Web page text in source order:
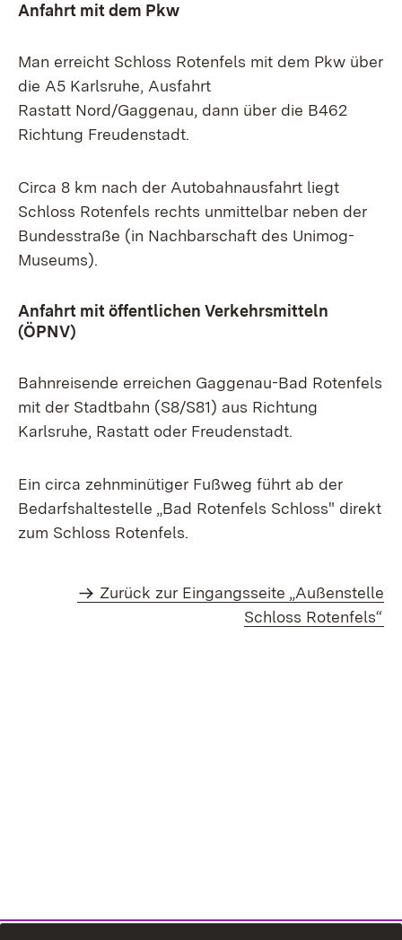
Anfahrt mit dem Pkw
Man erreicht Schloss Rotenfels mit dem Pkw über
die A5 Karlsruhe, Ausfahrt
Rastatt Nord/Gaggenau, dann über die B462
Richtung Freudenstadt.
Circa 8 km nach der Autobahnausfahrt liegt
Schloss Rotenfels rechts unmittelbar neben der
Bundesstraße (in Nachbarschaft des Unimog-
Museums).
Anfahrt mit öffentlichen Verkehrsmitteln
(ÖPNV)
Bahnreisende erreichen Gaggenau-Bad Rotenfels
mit der Stadtbahn (S8/S81) aus Richtung
Karlsruhe, Rastatt oder Freudenstadt.
Ein circa zehnminütiger Fußweg führt ab der
Bedarfshaltestelle „Bad Rotenfels Schloss" direkt
zum Schloss Rotenfels.
Zurück zur Eingangsseite „Außenstelle
Schloss Rotenfels“